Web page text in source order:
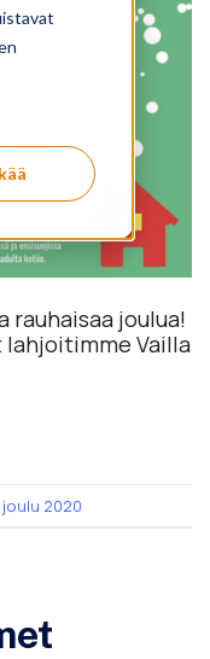
rauhaisaa joulua!
lahjoitimme Vailla
joulu 2020